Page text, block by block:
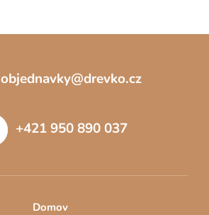
objednavky@drevko.cz
+421 950 890 037
Domov